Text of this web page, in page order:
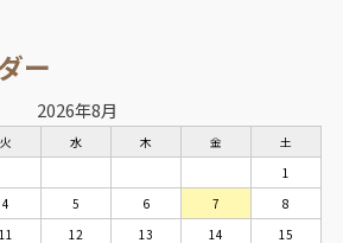
ー
2026年8月
火 水 木 金
土
1
4 5 6 7
8
11 12 13 14 15